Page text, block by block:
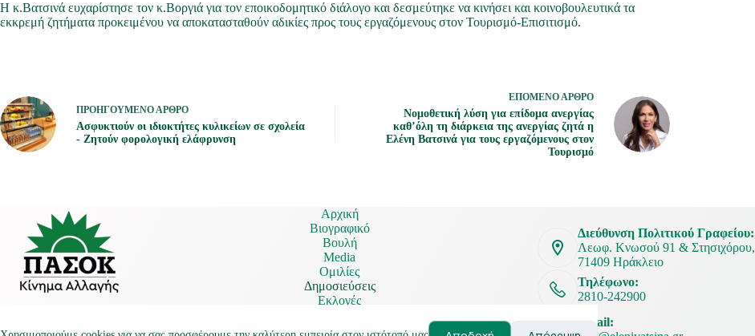
Η κ.Βατσινά ευχαρίστησε τον κ.Βοργιά για τον εποικοδομητικό διάλογο και δεσμεύτηκε να κινήσει και κοινοβουλευτικά τα
εκκρεμή ζητήματα προκειμένου να αποκατασταθούν αδικίες προς τους εργαζόμενους στον Τουρισμό-Επισιτισμό.
ΠΡΟΗΓΟΎΜΕΝΟΆΡΘΡΟ
Ασφυκτιούν οι ιδιοκτήτες κυλικείων σε σχολεία
- Ζητούν φορολογική ελάφρυνση
ΕΠΌΜΕΝΟΆΡΘΡΟ
Νομοθετική λύση για επίδομα ανεργίας
καθ’όλη τη διάρκεια της ανεργίας ζητά η
Ελένη Βατσινά για τους εργαζόμενους στον
Τουρισμό
Αρχική
Βιογραφικό
Βουλή
Media
Ομιλίες
Δημοσιεύσεις
Εκλογές
Διεύθυνση Πολιτικού Γραφείου:
Λεωφ. Κνωσού 91 & Στησιχόρου,
71409 Ηράκλειο
Τηλέφωνο:
2810-242900
Email: